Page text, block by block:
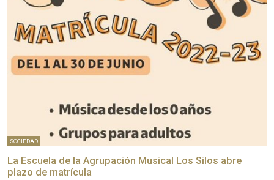
SOCIEDAD
La Escuela de la Agrupación Musical Los Silos abre
plazo de matrícula